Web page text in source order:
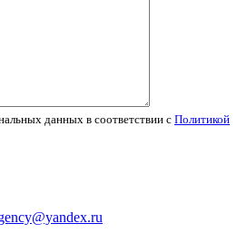
данных в соответствии с Политикой